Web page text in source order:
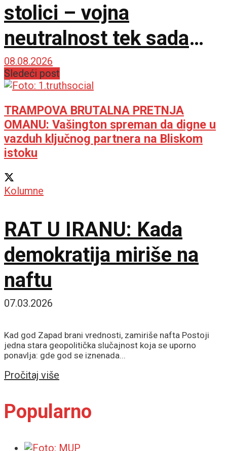
stolici – vojna
neutralnost tek sada
dobija na značaju
08.08.2026
Sledeći post
TRAMPOVA BRUTALNA PRETNJA
OMANU: Vašington spreman da digne u
vazduh ključnog partnera na Bliskom
istoku
Kolumne
RAT U IRANU: Kada
demokratija miriše na
naftu
07.03.2026
Kad god Zapad brani vrednosti, zamiriše nafta Postoji
jedna stara geopolitička slučajnost koja se uporno
ponavlja: gde god se iznenada...
Pročitaj više
Popularno